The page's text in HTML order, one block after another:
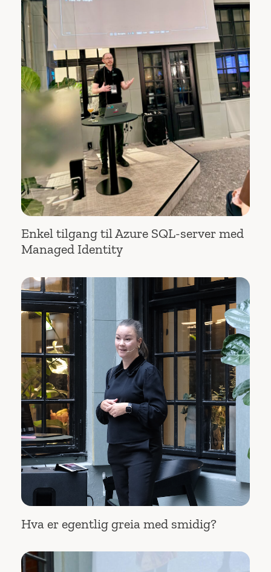
Enkel tilgang til Azure SQL-server med
Managed Identity
Hva er egentlig greia med smidig?